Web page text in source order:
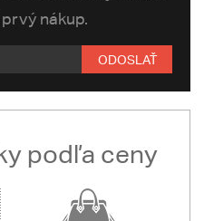
nákup.
ODOSLAŤ
podľa ceny